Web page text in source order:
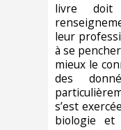
livre doit
leur
à se
mieux le
des
s’est
biologie et